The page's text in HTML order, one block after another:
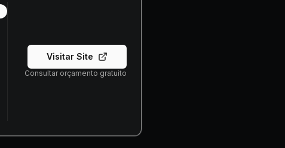
Visitar Site
Consultar orçamento gratuito